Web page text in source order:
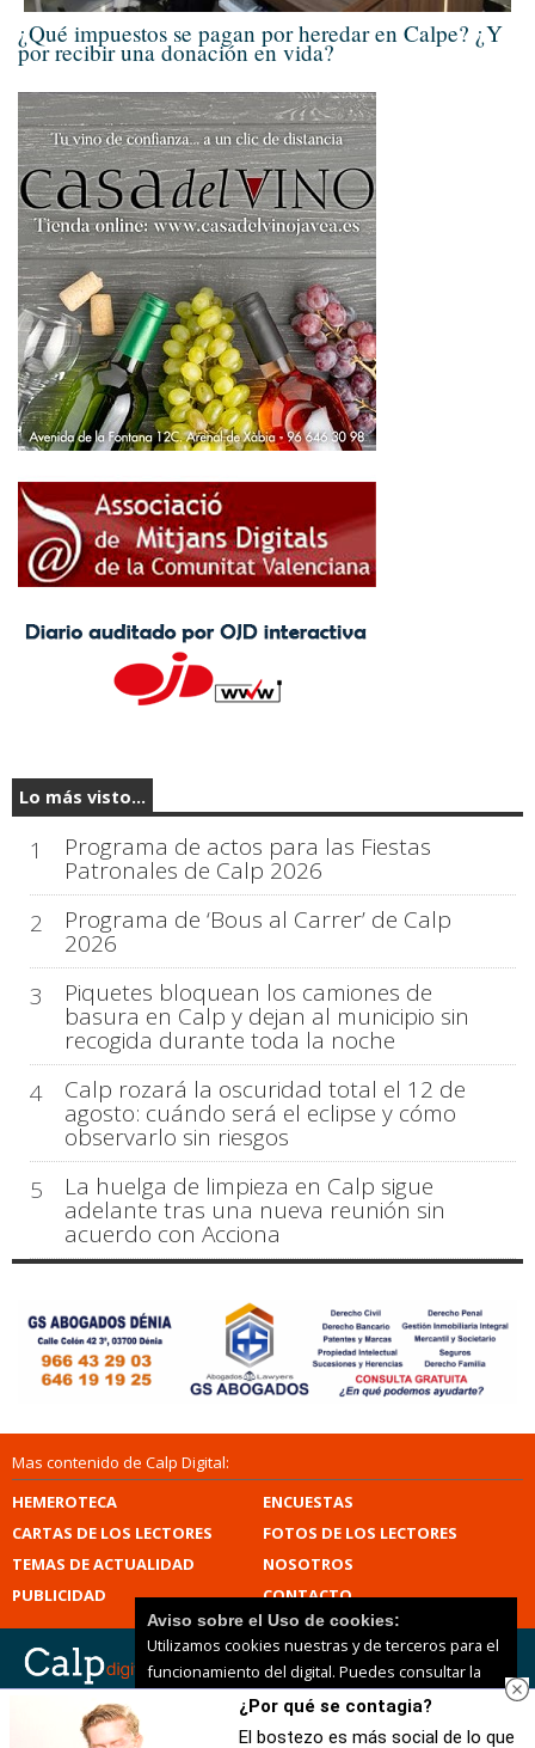
¿Qué impuestos se pagan por heredar en Calpe? ¿Y
por recibir una donación en vida?
Lo más visto...
1 Programa de actos para las Fiestas
Patronales de Calp 2026
2
Programa de ‘Bous al Carrer’ de Calp
2026
3
Piquetes bloquean los camiones de
basura en Calp y dejan al municipio sin
recogida durante toda la noche
4
Calp rozará la oscuridad total el 12 de
agosto: cuándo será el eclipse y cómo
observarlo sin riesgos
5
La huelga de limpieza en Calp sigue
adelante tras una nueva reunión sin
acuerdo con Acciona
Mas contenido de Calp Digital:
HEMEROTECA
ENCUESTAS
CARTAS DE LOS LECTORES
FOTOS DE LOS LECTORES
TEMAS DE ACTUALIDAD
NOSOTROS
PUBLICIDAD
CONTACTO
Calp Digital |Términos de uso| Protección de datos
Mapa del sitio
¿Por qué se contagia?
El bostezo es más social de lo que
Aviso sobre el Uso de cookies:
Utilizamos cookies nuestras y de terceros para el
funcionamiento del digital. Puedes consultar la
lista de cookies y como desconectarlas.Ver